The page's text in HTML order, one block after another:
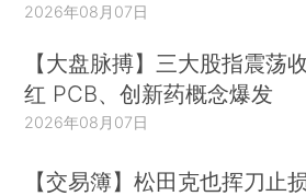
2026年08月07日
【大盘脉搏】三大股指震荡
红 PCB、创新药概念爆发
2026年08月07日
【交易簿】松田克也挥刀止